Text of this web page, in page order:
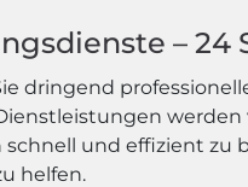
– 24
dringend
und effizient zu
helfen.